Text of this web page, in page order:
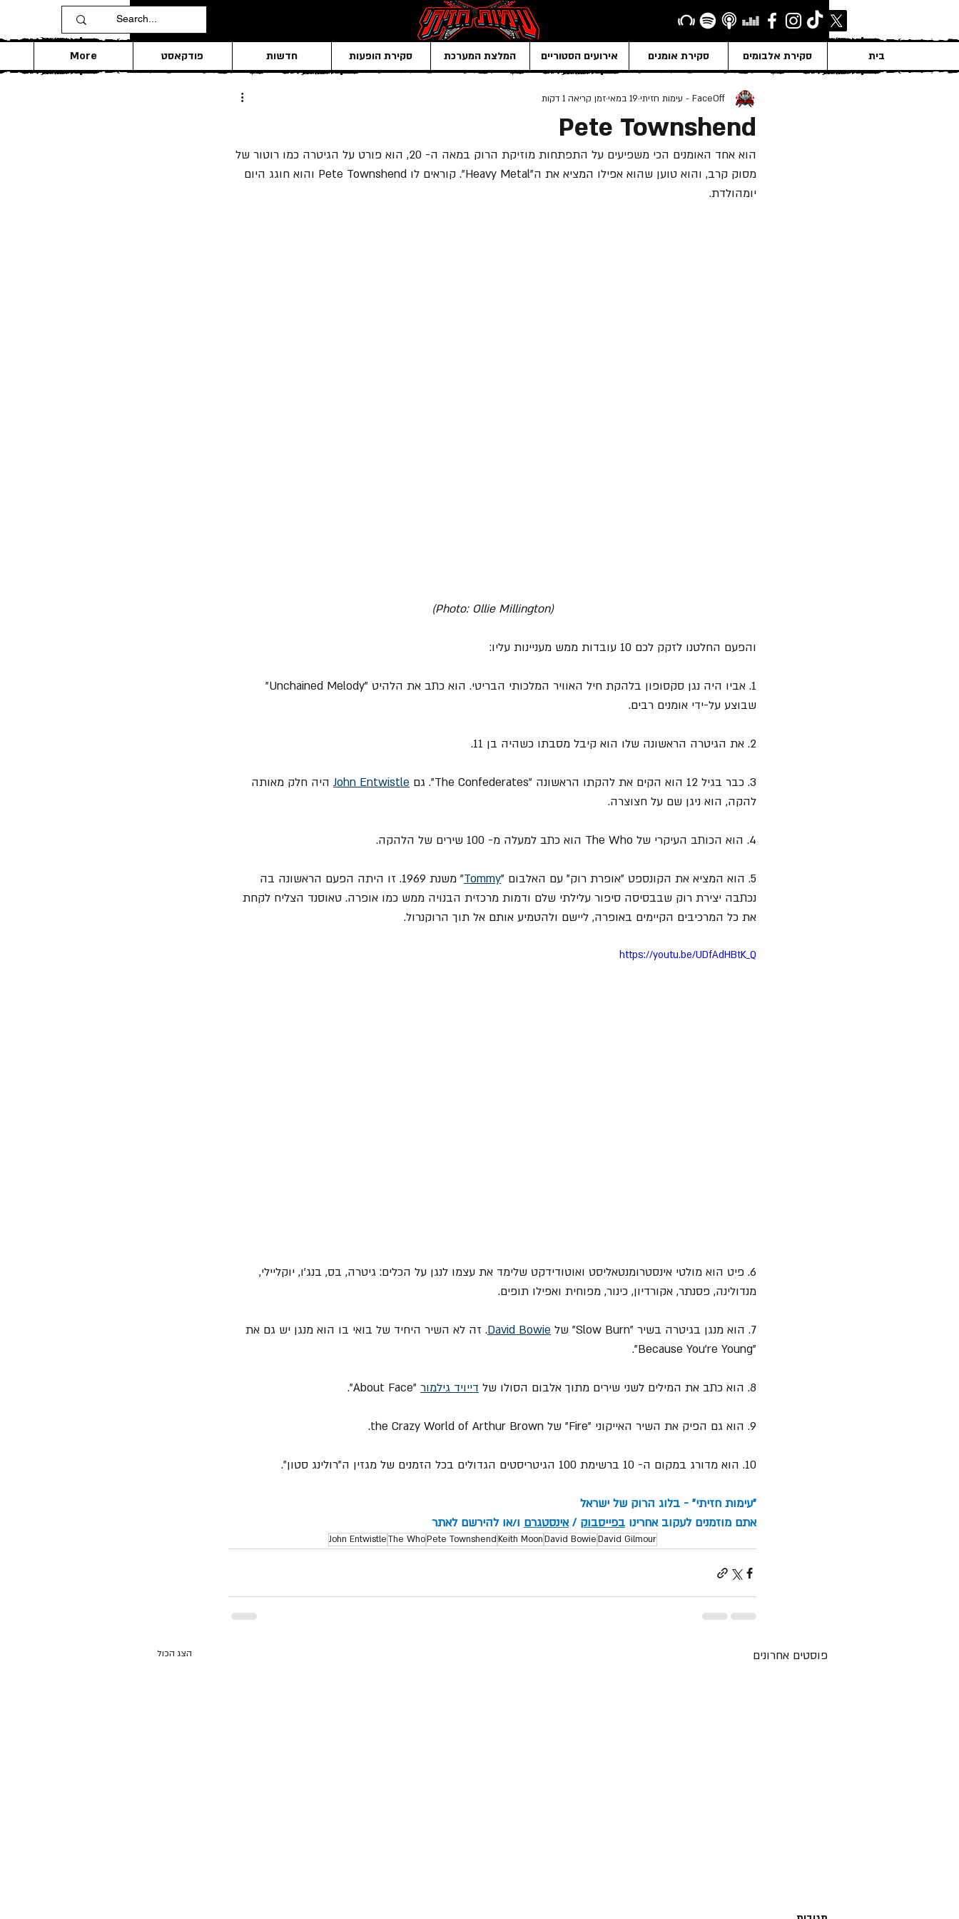
בית סקירת אלבומים סקירת אומנים אירועים הסטוריים המלצת המערכת סקירת הופעות חדשות פודקאסט More
Pete Townshend
FaceOff - עימות חזיתי 19 במאי זמן קריאה 1 דקות
הוא אחד האומנים הכי משפיעים על התפתחות מוזיקת הרוק במאה ה- 20, הוא פורט על הגיטרה כמו רוטור של
מסוק קרב, והוא טוען שהוא אפילו המציא את ה"Heavy Metal". קוראים לו Pete Townshend והוא חוגג היום
יומהולדת.
(Photo: Ollie Millington)
והפעם החלטנו לזקק לכם 10 עובדות ממש מעניינות עליו:
1. אביו היה נגן סקסופון בלהקת חיל האוויר המלכותי הבריטי. הוא כתב את הלהיט "Unchained Melody"
שבוצע על-ידי אומנים רבים.
2. את הגיטרה הראשונה שלו הוא קיבל מסבתו כשהיה בן 11.
3. כבר בגיל 12 הוא הקים את להקתו הראשונה "The Confederates". גם John Entwistle היה חלק מאותה
להקה, הוא ניגן שם על חצוצרה.
4. הוא הכותב העיקרי של The Who הוא כתב למעלה מ- 100 שירים של הלהקה.
5. הוא המציא את הקונספט "אופרת רוק" עם האלבום " Tommy
" משנת 1969. זו היתה הפעם הראשונה בה
נכתבה יצירת רוק שבבסיסה סיפור עלילתי שלם ודמות מרכזית הבנויה ממש כמו אופרה. טאוסנד הצליח לקחת
את כל המרכיבים הקיימים באופרה, ליישם ולהטמיע אותם אל תוך הרוקנרול.
https://youtu.be/UDfAdHBtK_Q
6. פיט הוא מולטי אינסטרומנטאליסט ואוטודידקט שלימד את עצמו לנגן על הכלים: גיטרה, בס, בנג'ו, יוקליילי,
מנדולינה, פסנתר, אקורדיון, כינור, מפוחית ואפילו תופים.
7. הוא מנגן בגיטרה בשיר "Slow Burn" של David Bowie. זה לא השיר היחיד של בואי בו הוא מנגן יש גם את
"Because You’re Young".
8. הוא כתב את המילים לשני שירים מתוך אלבום הסולו של דייויד גילמור "About Face".
9. הוא גם הפיק את השיר האייקוני "Fire" של the Crazy World of Arthur Brown.
10. הוא מדורג במקום ה- 10 ברשימת 100 הגיטריסטים הגדולים בכל הזמנים של מגזין ה"רולינג סטון".
"עימות חזיתי" - בלוג הרוק של ישראל
אתם מוזמנים לעקוב אחרינו בפייסבוק / אינסטגרם ו/או להירשם לאתר
David Gilmour
David Bowie
Keith Moon
Pete Townshend
The Who
John Entwistle
פוסטים אחרונים הצג הכול